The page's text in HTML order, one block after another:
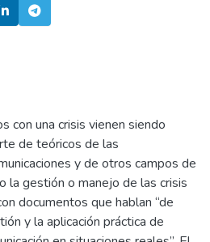
con una crisis vienen siendo
de teóricos de las
y de otros campos de
la gestión o manejo de las crisis
documentos que hablan “de
y la aplicación práctica de